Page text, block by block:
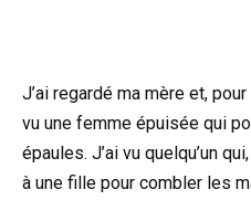
J’ai regardé ma mère et,
vu une femme épuisée qui
épaules. J’ai vu quelqu’un
à une fille pour combler les